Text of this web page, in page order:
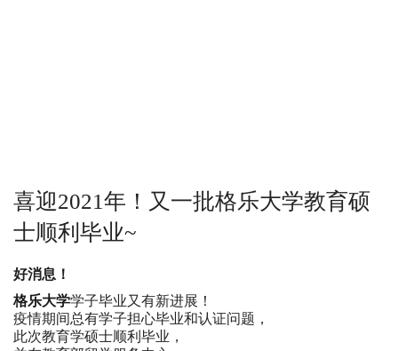
喜迎2021年！又一批格乐大学教育硕
士顺利毕业~
好消息！
格乐大学学子毕业又有新进展！
疫情期间总有学子担心毕业和认证问题，
此次教育学硕士顺利毕业，